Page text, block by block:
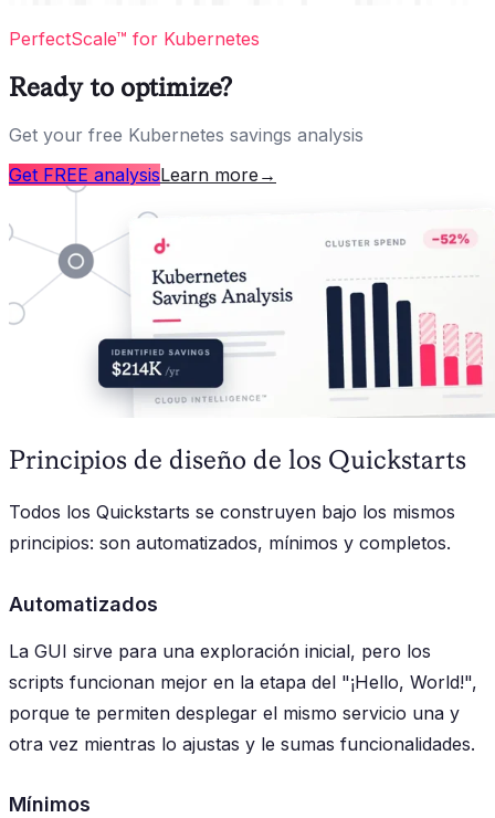
PerfectScale™ for Kubernetes
Ready to optimize?
Get your free Kubernetes savings analysis
Get FREE analysisLearn more →
Principios de diseño de los Quickstarts
Todos los Quickstarts se construyen bajo los mismos
principios: son automatizados, mínimos y completos.
Automatizados
La GUI sirve para una exploración inicial, pero los
scripts funcionan mejor en la etapa del "¡Hello, World!",
porque te permiten desplegar el mismo servicio una y
otra vez mientras lo ajustas y le sumas funcionalidades.
Mínimos